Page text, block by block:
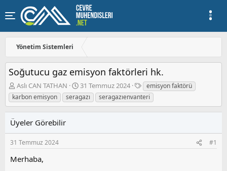
Yönetim Sistemleri
Soğutucu gaz emisyon faktörleri hk.
K
o
n
u
y
u
b
a
ş
Aslı CAN TATHAN
B
a
ş
l
ı
31 Temmuz 2024
E
t
i
k
e
emisyon faktörü
karbon emisyon
seragazı seragazıenvanteri
Üyeler Görebilir
31 Temmuz 2024 #1
Merhaba,